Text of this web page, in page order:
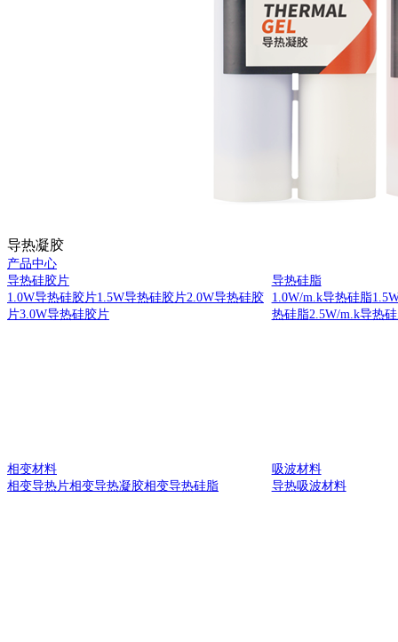
导热凝胶
产品中心
导热硅胶片
1.0W导热硅胶片1.5W导热硅胶片2.0W导热硅胶
片3.0W导热硅胶片
导热硅脂
1.0W/m.k导热硅脂
热硅脂2.5W/m.k导热
相变材料
相变导热片相变导热凝胶相变导热硅脂
吸波材料
导热吸波材料